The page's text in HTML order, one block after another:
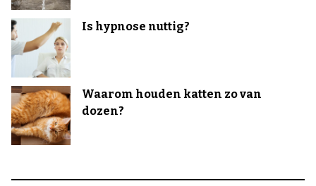
Is hypnose nuttig?
Waarom houden katten zo van
dozen?